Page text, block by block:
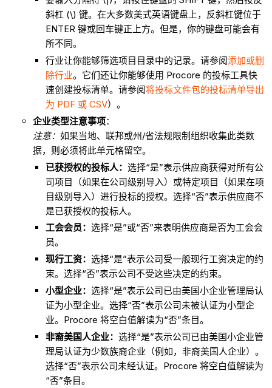
斜杠 (\) 键。在大多数美式英语键盘上，反斜杠键位于
ENTER 键或回车键正上方。但是，你的键盘可能会有
所不同。
行业让你能够筛选项目目录中的记录。请参阅添加或删
除行业。它们还让你能够使用 Procore 的投标工具快
速创建投标清单。请参阅将投标文件包的投标清单导出
为 PDF 或 CSV）。
企业类型注意事项：
注意： 如果当地、联邦或州/省法规限制组织收集此类数
据，则必须将此单元格留空。
已获授权的投标人： 选择“是”表示供应商获得对所有公
司项目（如果在公司级别导入）或特定项目（如果在项
目级别导入）进行投标的授权。选择“否”表示供应商不
是已获授权的投标人。
工会会员： 选择“是”或“否”来表明供应商是否为工会会
员。
现行工资： 选择“是”表示公司受一般现行工资决定的约
束。选择“否”表示公司不受这些决定的约束。
小型企业： 选择“是”表示公司已由美国小企业管理局认
证为小型企业。选择“否”表示公司未被认证为小型企
业。Procore 将空白值解读为“否”条目。
非裔美国人企业： 选择“是”表示公司已由美国小企业管
理局认证为少数族裔企业（例如，非裔美国人企业）。
选择“否”表示公司未经认证。Procore 将空白值解读为
“否”条目。